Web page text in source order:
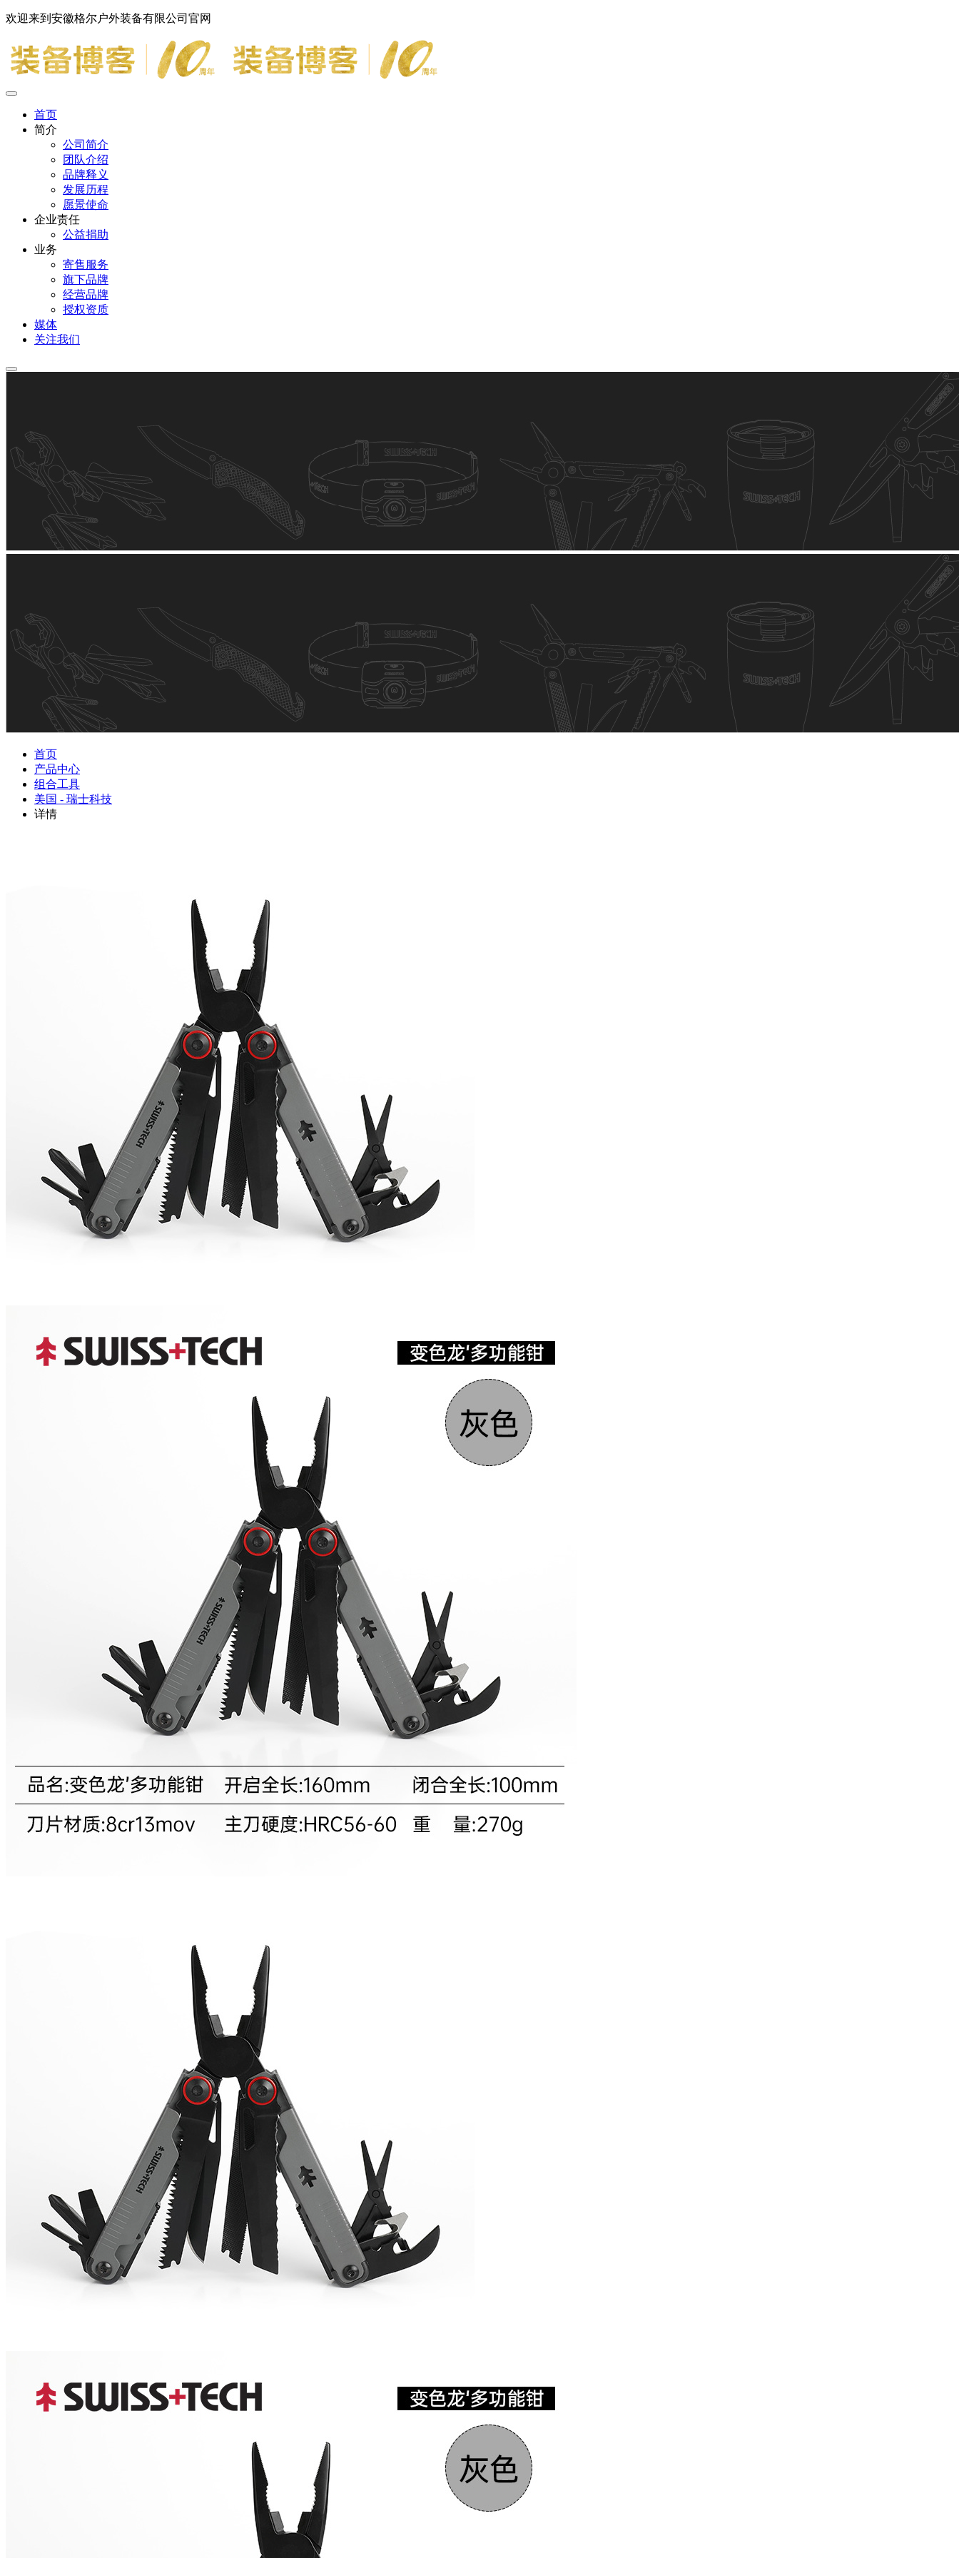
欢迎来到安徽格尔户外装备有限公司官网
首页
简介
公司简介
团队介绍
品牌释义
发展历程
愿景使命
企业责任
公益捐助
业务
寄售服务
旗下品牌
经营品牌
授权资质
媒体
关注我们
首页
产品中心
组合工具
美国 - 瑞士科技
详情